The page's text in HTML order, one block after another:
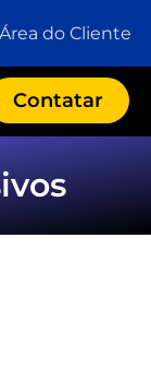
Área do Cliente
Contatar